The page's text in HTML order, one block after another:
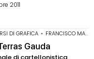
2011
DI GRAFICA • FRANCISCO MANTECÓN
Gauda